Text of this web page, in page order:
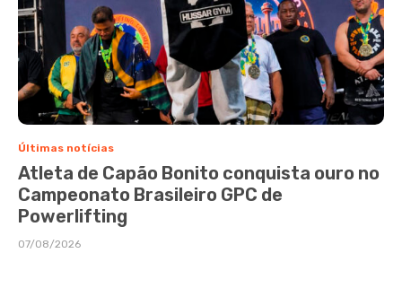
Últimas notícias
Atleta de Capão Bonito conquista ouro no
Campeonato Brasileiro GPC de
Powerlifting
07/08/2026